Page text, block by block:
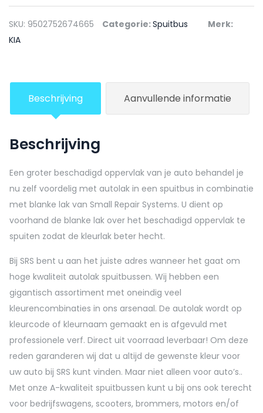
+
Blanke
lak
PALE
VIOLET
-
aantal
SKU: 9502752674665 Categorie:Spuitbus
Merk:
KIA
Beschrijving Aanvullende informatie
Beschrijving
Een groter beschadigd oppervlak van je auto behandel je
nu zelf voordelig met autolak in een spuitbus in combinatie
met blanke lak van Small Repair Systems. U dient op
voorhand de blanke lak over het beschadigd oppervlak te
spuiten zodat de kleurlak beter hecht.
Bij SRS bent u aan het juiste adres wanneer het gaat om
hoge kwaliteit autolak spuitbussen. Wij hebben een
gigantisch assortiment met oneindig veel
kleurencombinaties in ons arsenaal. De autolak wordt op
kleurcode of kleurnaam gemaakt en is afgevuld met
professionele verf. Direct uit voorraad leverbaar! Om deze
reden garanderen wij dat u altijd de gewenste kleur voor
uw auto bij SRS kunt vinden. Maar niet alleen voor auto’s..
Met onze A-kwaliteit spuitbussen kunt u bij ons ook terecht
voor bedrijfswagens, scooters, brommers, motors en/of